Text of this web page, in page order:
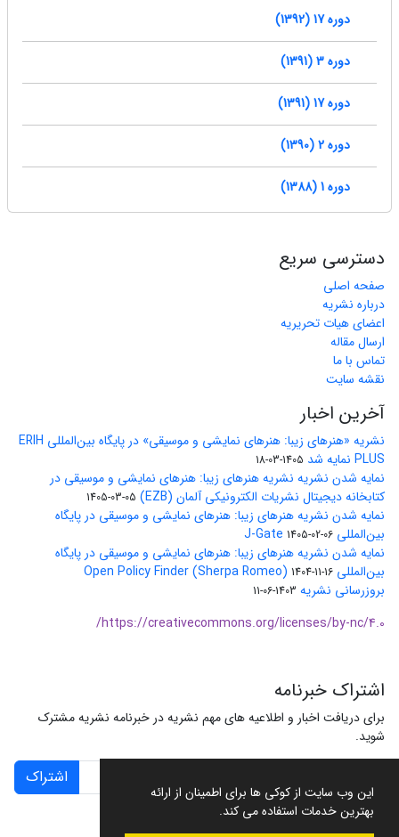
این وب سایت از کوکی ها برای اطمینان از ارائه
بهترین خدمات استفاده می کند.
دوره 17 (1392)
دوره 3 (1391)
دوره 17 (1391)
دوره 2 (1390)
دوره 1 (1388)
دسترسی سریع
صفحه اصلی
درباره نشریه
اعضای هیات تحریریه
ارسال مقاله
تماس با ما
نقشه سایت
آخرین اخبار
نشریه «هنرهای زیبا: هنرهای نمایشی و موسیقی» در پایگاه بین‌المللی ERIH
PLUS نمایه شد
1405-03-18
نمایه شدن نشریه نشریه هنرهای زیبا: هنرهای نمایشی و موسیقی در
کتابخانه دیجیتال نشریات الکترونیکی آلمان (EZB)
1405-03-05
نمایه شدن نشریه هنرهای زیبا: هنرهای نمایشی و موسیقی در پایگاه
بین‌المللی J-Gate 1405-02-06
نمایه شدن نشریه هنرهای زیبا: هنرهای نمایشی و موسیقی در پایگاه
بین‌المللی Open Policy Finder (Sherpa Romeo) 1404-11-16
بروزرسانی نشریه 1403-06-11
https://creativecommons.org/licenses/by-nc/4.0/
اشتراک خبرنامه
برای دریافت اخبار و اطلاعیه های مهم نشریه در خبرنامه نشریه مشترک
شوید.
اشتراک